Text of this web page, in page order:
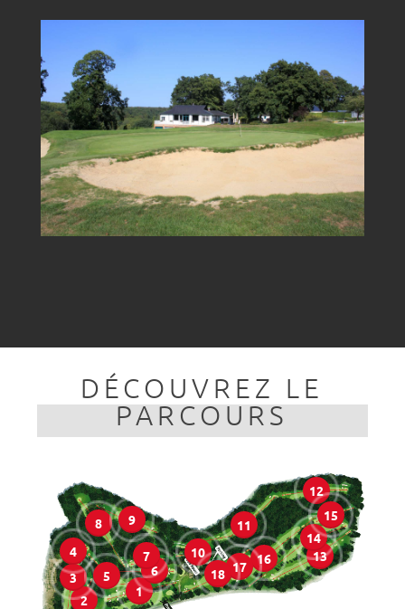
DÉCOUVREZ LE
PARCOURS
1
2
3
4
5
6
7
8 9
10
11
12
13
14
15
16
17
18